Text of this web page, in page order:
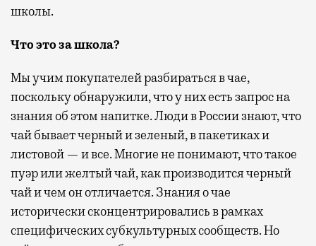
школы.
Что это за школа?
Мы учим покупателей разбираться в чае,
поскольку обнаружили, что у них есть запрос на
знания об этом напитке. Люди в России знают, что
чай бывает черный и зеленый, в пакетиках и
листовой — и все. Многие не понимают, что такое
пуэр или желтый чай, как производится черный
чай и чем он отличается. Знания о чае
исторически сконцентрировались в рамках
специфических субкультурных сообществ. Но